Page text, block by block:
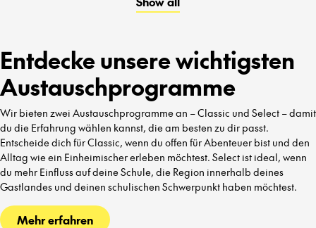
Entdecke unsere wichtigsten
Austauschprogramme
Wir bieten zwei Austauschprogramme an – Classic und Select – damit
du die Erfahrung wählen kannst, die am besten zu dir passt.
Entscheide dich für Classic, wenn du offen für Abenteuer bist und den
Alltag wie ein Einheimischer erleben möchtest. Select ist ideal, wenn
du mehr Einfluss auf deine Schule, die Region innerhalb deines
Gastlandes und deinen schulischen Schwerpunkt haben möchtest.
Mehr erfahren